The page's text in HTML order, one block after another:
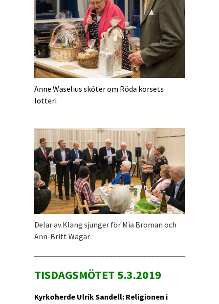
Anne Waselius sköter om Röda korsets
lotteri
Delar av Klang sjunger för Mia Broman och
Ann-Britt Wägar
TISDAGSMÖTET 5.3.2019
Kyrkoherde Ulrik Sandell: Religionen i